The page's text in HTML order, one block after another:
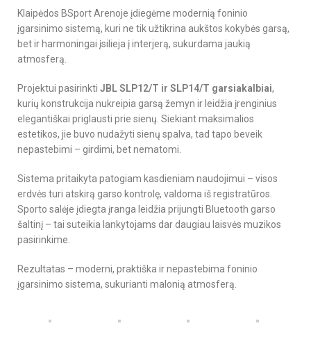
Klaipėdos BSport Arenoje įdiegėme modernią foninio
įgarsinimo sistemą, kuri ne tik užtikrina aukštos kokybės garsą,
bet ir harmoningai įsilieja į interjerą, sukurdama jaukią
atmosferą.
Projektui pasirinkti JBL SLP12/T ir SLP14/T garsiakalbiai,
kurių konstrukcija nukreipia garsą žemyn ir leidžia įrenginius
elegantiškai priglausti prie sienų. Siekiant maksimalios
estetikos, jie buvo nudažyti sienų spalva, tad tapo beveik
nepastebimi – girdimi, bet nematomi.
Sistema pritaikyta patogiam kasdieniam naudojimui – visos
erdvės turi atskirą garso kontrolę, valdoma iš registratūros.
Sporto salėje įdiegta įranga leidžia prijungti Bluetooth garso
šaltinį – tai suteikia lankytojams dar daugiau laisvės muzikos
pasirinkime.
Rezultatas – moderni, praktiška ir nepastebima foninio
įgarsinimo sistema, sukurianti malonią atmosferą.